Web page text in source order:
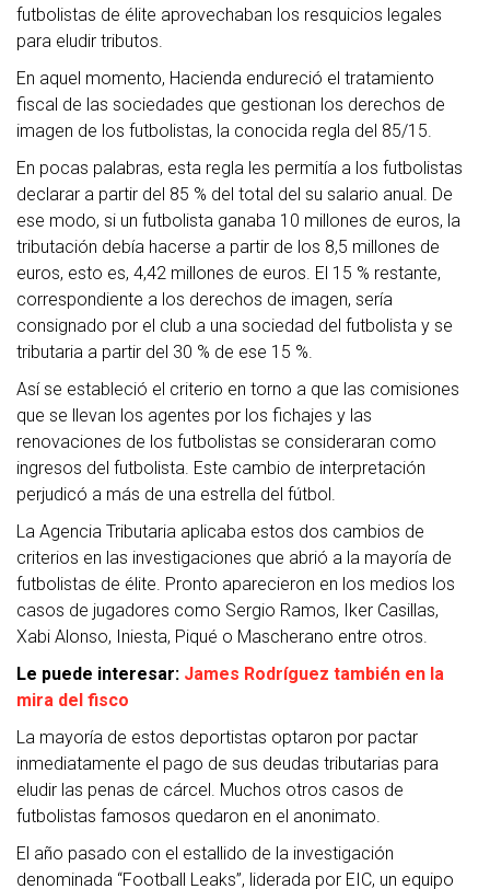
futbolistas de élite aprovechaban los resquicios legales
para eludir tributos.
En aquel momento, Hacienda endureció el tratamiento
fiscal de las sociedades que gestionan los derechos de
imagen de los futbolistas, la conocida regla del 85/15.
En pocas palabras, esta regla les permitía a los futbolistas
declarar a partir del 85 % del total del su salario anual. De
ese modo, si un futbolista ganaba 10 millones de euros, la
tributación debía hacerse a partir de los 8,5 millones de
euros, esto es, 4,42 millones de euros. El 15 % restante,
correspondiente a los derechos de imagen, sería
consignado por el club a una sociedad del futbolista y se
tributaria a partir del 30 % de ese 15 %.
Así se estableció el criterio en torno a que las comisiones
que se llevan los agentes por los fichajes y las
renovaciones de los futbolistas se consideraran como
ingresos del futbolista. Este cambio de interpretación
perjudicó a más de una estrella del fútbol.
La Agencia Tributaria aplicaba estos dos cambios de
criterios en las investigaciones que abrió a la mayoría de
futbolistas de élite. Pronto aparecieron en los medios los
casos de jugadores como Sergio Ramos, Iker Casillas,
Xabi Alonso, Iniesta, Piqué o Mascherano entre otros.
Le puede interesar: James Rodríguez también en la
mira del fisco
La mayoría de estos deportistas optaron por pactar
inmediatamente el pago de sus deudas tributarias para
eludir las penas de cárcel. Muchos otros casos de
futbolistas famosos quedaron en el anonimato.
El año pasado con el estallido de la investigación
denominada “Football Leaks”, liderada por EIC, un equipo